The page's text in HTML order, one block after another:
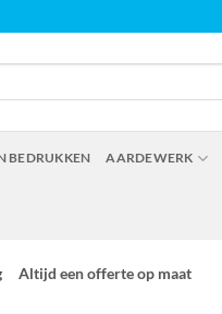
BEDRUKKEN AARDEWERK
Altijd een offerte op maat